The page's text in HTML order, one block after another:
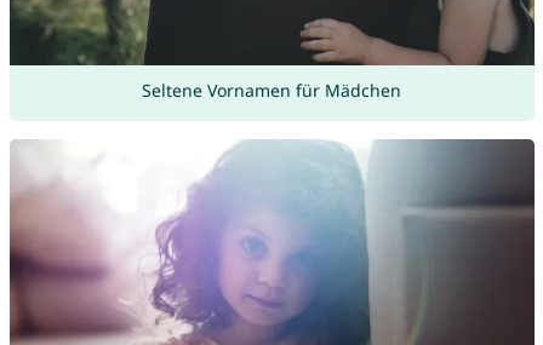
Seltene Vornamen für Mädchen